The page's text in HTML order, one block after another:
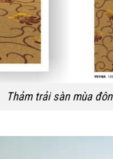
Thảm trải sàn mùa